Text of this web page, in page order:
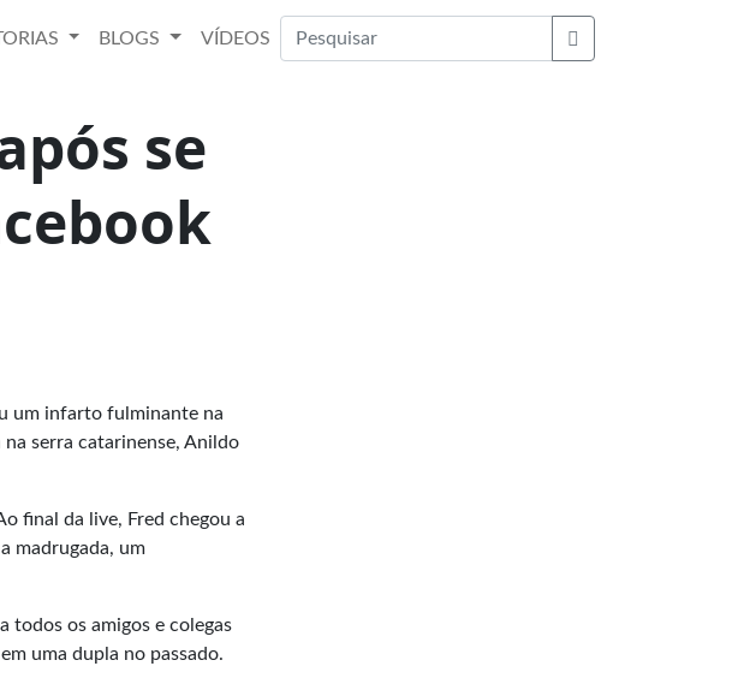
BLOGS
VÍDEOS
Buscar
se
um infarto fulminante na
serra catarinense, Anildo
final da live, Fred chegou a
madrugada, um
todos os amigos e colegas
uma dupla no passado.